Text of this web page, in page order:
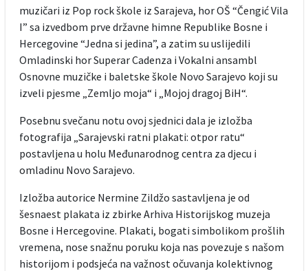
muzičari iz Pop rock škole iz Sarajeva, hor OŠ “Čengić Vila
I” sa izvedbom prve državne himne Republike Bosne i
Hercegovine “Jedna si jedina”, a zatim su uslijedili
Omladinski hor Superar Cadenza i Vokalni ansambl
Osnovne muzičke i baletske škole Novo Sarajevo koji su
izveli pjesme „Zemljo moja“ i „Mojoj dragoj BiH“.
Posebnu svečanu notu ovoj sjednici dala je izložba
fotografija „Sarajevski ratni plakati: otpor ratu“
postavljena u holu Međunarodnog centra za djecu i
omladinu Novo Sarajevo.
Izložba autorice Nermine Zildžo sastavljena je od
šesnaest plakata iz zbirke Arhiva Historijskog muzeja
Bosne i Hercegovine. Plakati, bogati simbolikom prošlih
vremena, nose snažnu poruku koja nas povezuje s našom
historijom i podsjeća na važnost očuvanja kolektivnog